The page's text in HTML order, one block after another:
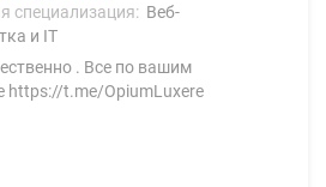
специализация: Веб-
и IT
. Все по вашим
https://t.me/OpiumLuxere